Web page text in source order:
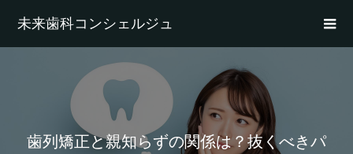
未来歯科コンシェルジュ
歯列矯正と親知らずの関係は？抜くべきパ